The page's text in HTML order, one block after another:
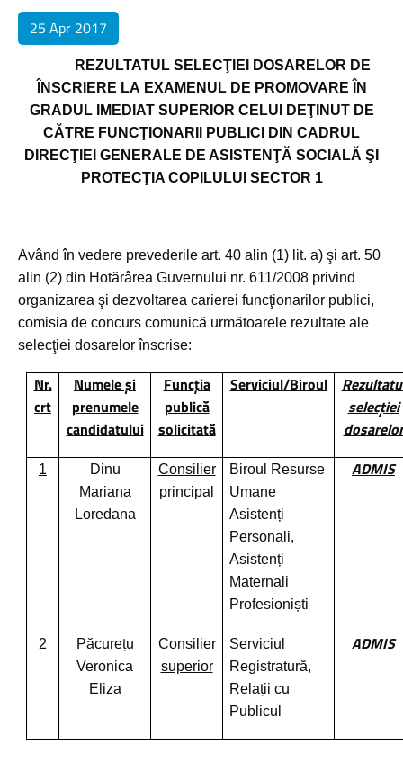
25 Apr 2017
REZULTATUL SELECŢIEI DOSARELOR DE
ÎNSCRIERE LA EXAMENUL DE PROMOVARE ÎN
GRADUL IMEDIAT SUPERIOR CELUI DEŢINUT DE
CĂTRE FUNCŢIONARII PUBLICI DI N CADRUL
DIRECŢIEI GENERALE DE ASISTENŢĂ SOCIALĂ ŞI
PROTECŢIA COPILULUI SECTOR 1
Având în vedere prevederile art. 40 alin (1) lit. a) şi art. 50
alin (2) din Hotărârea Guvernului nr. 611/2008 privind
organizarea şi dezvoltarea carierei funcţionarilor publici,
comisia de concurs comunică următoarele rezultate ale
selecţiei dosarelor înscrise:
Nr.
crt
Numele şi
prenumele
candidatului
Funcţia
publică
solicitată
Serviciul/Biroul
selecţiei
dosarelor
1
Dinu
Mariana
Loredana
Consilier
principal
Biroul Resurse
Umane
Asistenți
Personali,
Asistenți
Maternali
Profesioniști
ADMIS
2
Păcurețu
Veronica
Eliza
Consilier
superior
Serviciul
Registratură,
Relații cu
Publicul
ADMIS